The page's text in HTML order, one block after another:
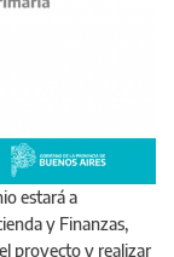
y Finanzas,
proyecto y realizar